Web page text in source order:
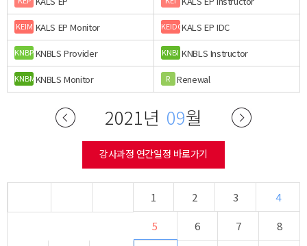
KEIM KALS EP Monitor KEIDCKALS EP IDC
KNBPKNBLS Provider KNBI KNBLS Instructor
KNBMKNBLS Monitor R Renewal
2021년 09월
강사과정 연간일정 바로가기
1 2 3
4
5
6 7
8